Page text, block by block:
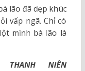
lão đã dẹp khúc
vấp ngã. Chỉ có
mình bà lão là
NIÊN